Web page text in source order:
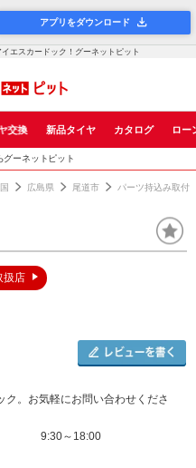
アプリをダウンロード
エスカードック！グーネットピット
交換 新品タイヤ カタログ ロー
ーネットピット
広島県 尾道市 パーツ持込み取付
扱店
。お気軽にお問い合わせくださ
9:30～18:00